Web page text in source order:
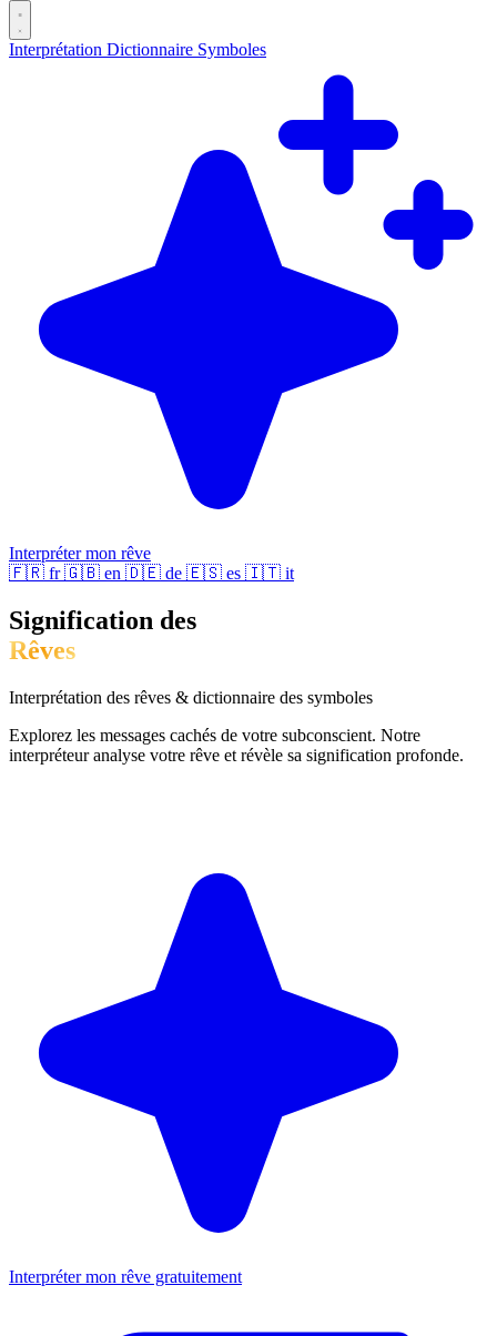
Interprétation Dictionnaire Symboles
Interpréter mon rêve
🇫🇷 fr 🇬🇧 en 🇩🇪 de 🇪🇸 es 🇮🇹 it
Signification des
Rêves
Interprétation des rêves & dictionnaire des symboles
Explorez les messages cachés de votre subconscient. Notre
interpréteur analyse votre rêve et révèle sa signification profonde.
Interpréter mon rêve gratuitement